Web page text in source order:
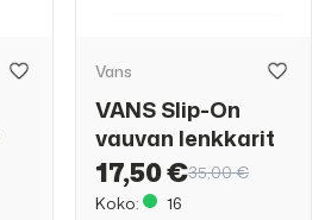
Vans
VANS Slip-On
vauvan lenkkarit
17,50 €35,00 €
Koko:
16